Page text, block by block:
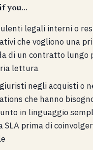
you...
legali interni o
che vogliono una
di un contratto lungo
lettura
negli acquisti o
che hanno
in linguaggio
SLA prima di